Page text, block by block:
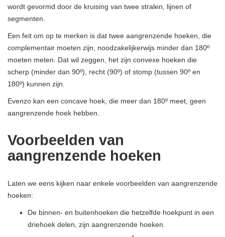
wordt gevormd door de kruising van twee stralen, lijnen of
segmenten.
Een feit om op te merken is dat twee aangrenzende hoeken, die
complementair moeten zijn, noodzakelijkerwijs minder dan 180º
moeten meten. Dat wil zeggen, het zijn convexe hoeken die
scherp (minder dan 90º), recht (90º) of stomp (tussen 90º en
180º) kunnen zijn.
Evenzo kan een concave hoek, die meer dan 180º meet, geen
aangrenzende hoek hebben.
Voorbeelden van
aangrenzende hoeken
Laten we eens kijken naar enkele voorbeelden van aangrenzende
hoeken:
De binnen- en buitenhoeken die hetzelfde hoekpunt in een
driehoek delen, zijn aangrenzende hoeken.